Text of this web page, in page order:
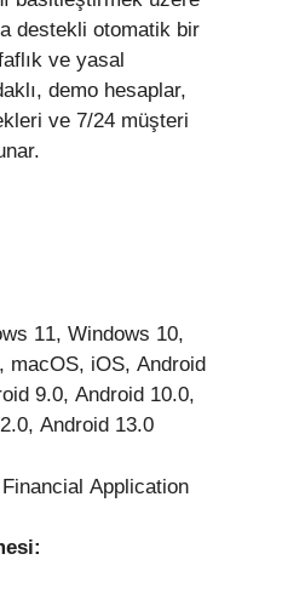
destekli otomatik bir
ve yasal
demo hesaplar,
ve 7/24 müşteri
11, Windows 10,
macOS, iOS, Android
9.0, Android 10.0,
Android 13.0
Financial Application